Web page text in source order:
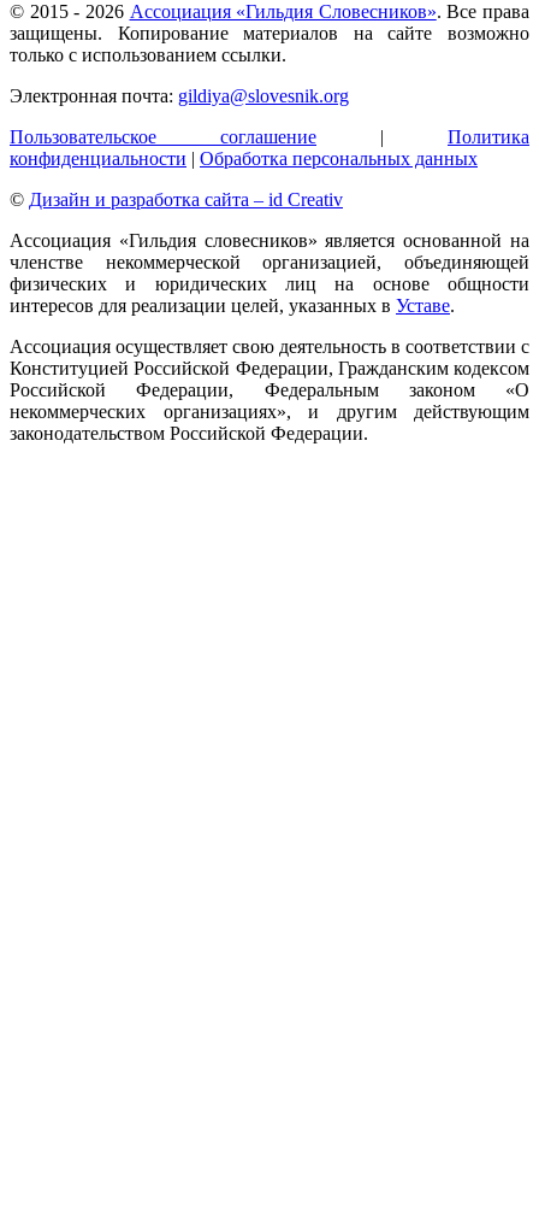
© 2015 - 2026 Ассоциация «Гильдия Словесников». Все права
защищены. Копирование материалов на сайте возможно
только с использованием ссылки.
Электронная почта: gildiya@slovesnik.org
Пользовательское соглашение | Политика
конфиденциальности | Обработка персональных данных
© Дизайн и разработка сайта – id Creativ
Ассоциация «Гильдия словесников» является основанной на
членстве некоммерческой организацией, объединяющей
физических и юридических лиц на основе общности
интересов для реализации целей, указанных в Уставе.
Ассоциация осуществляет свою деятельность в соответствии с
Конституцией Российской Федерации, Гражданским кодексом
Российской Федерации, Федеральным законом «О
некоммерческих организациях», и другим действующим
законодательством Российской Федерации.